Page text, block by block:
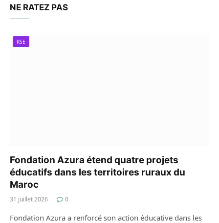
NE RATEZ PAS
RSE
Fondation Azura étend quatre projets
éducatifs dans les territoires ruraux du
Maroc
31 juillet 2026 0
Fondation Azura a renforcé son action éducative dans les